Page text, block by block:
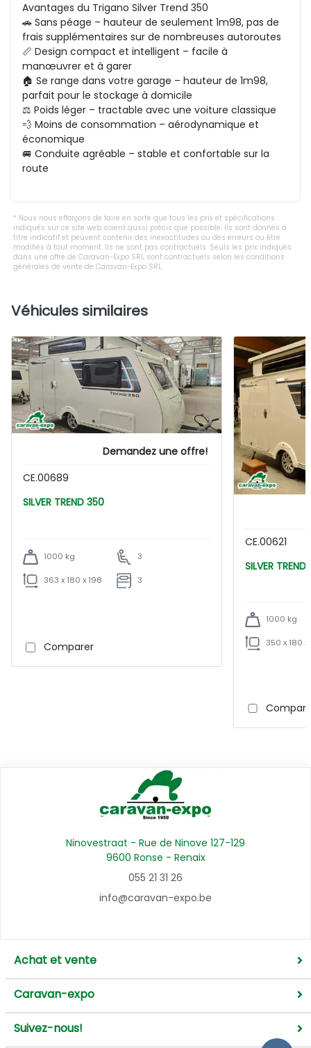
Avantages du Trigano Silver Trend 350
🚗 Sans péage – hauteur de seulement 1m98, pas de
frais supplémentaires sur de nombreuses autoroutes
📏 Design compact et intelligent – facile à
manœuvrer et à garer
🏠 Se range dans votre garage – hauteur de 1m98,
parfait pour le stockage à domicile
⚖️ Poids léger – tractable avec une voiture classique
💨 Moins de consommation – aérodynamique et
économique
🚐 Conduite agréable – stable et confortable sur la
route
Nous nous efforçons de faire en sorte que tous les prix et spécifications
indiqués sur ce site web soient aussi précis que possible. Ils sont donnés à
titre indicatif et peuvent contenir des inexactitudes ou des erreurs ou être
modifiés à tout moment. Ils ne sont pas contractuels. Seuls les prix indiqués
dans une offre de Caravan-Expo SRL sont contractuels selon les conditions
générales de vente de Caravan-Expo SRL.
Véhicules similaires
Demandez une offre!
CE.00689
SILVER TREND 350
1000 kg 3
363 x 180 x 198 3
Comparer
CE.00621
SILVER
1000 kg
350 x 180 x
Ninovestraat - Rue de Ninove 127-129
9600 Ronse - Renaix
055 21 31 26
info@caravan-expo.be
Achat et vente
Caravan-expo
Suivez-nous!